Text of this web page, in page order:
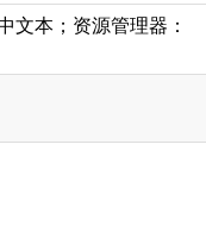
文本；资源管理器：